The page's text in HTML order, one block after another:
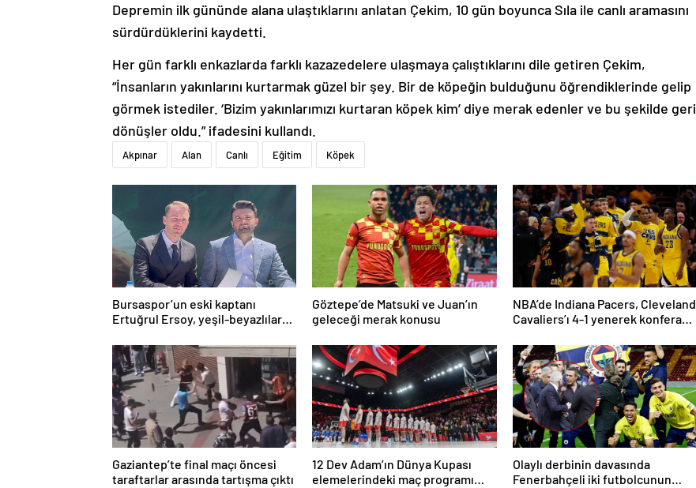
Depremin ilk gününde alana ulaştıklarını anlatan Çekim, 10 gün boyunca Sıla ile canlı aramasını
sürdürdüklerini kaydetti.
Her gün farklı enkazlarda farklı kazazedelere ulaşmaya çalıştıklarını dile getiren Çekim,
“İnsanların yakınlarını kurtarmak güzel bir şey. Bir de köpeğin bulduğunu öğrendiklerinde gelip
görmek istediler. ‘Bizim yakınlarımızı kurtaran köpek kim’ diye merak edenler ve bu şekilde geri
dönüşler oldu.” ifadesini kullandı.
Akpınar Alan Canlı Eğitim Köpek
Bursaspor’un eski kaptanı
Ertuğrul Ersoy, yeşil-beyazlılara
Göztepe’de Matsuki ve Juan’ın
geleceği merak konusu
NBA’de Indiana Pacers, Cleveland
Cavaliers’ı 4-1 yenerek konferans
Gaziantep’te final maçı öncesi
taraftarlar arasında tartışma çıktı
12 Dev Adam’ın Dünya Kupası
elemelerindeki maç programı
Olaylı derbinin davasında
Fenerbahçeli iki futbolcunun